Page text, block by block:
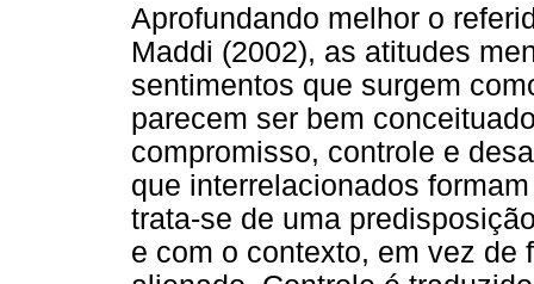
Aprofundando melhor o
Maddi (2002), as atitudes
sentimentos que surgem
parecem ser bem
compromisso, controle e
que interrelacionados
trata-se de uma
e com o contexto, em vez de